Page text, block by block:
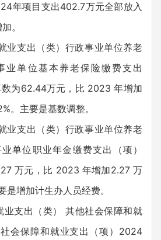
年项目支出402.7万元全部放入
。
支出（类）行政事业单位养老
业单位基本养老保险缴费支出
数为62.44万元，比 2023 年增加
。主要是基数调整。
支出（类）行政事业单位养老
单位职业年金缴费支出（项）
万元，比 2023 年增加2.27 万
是增加计生办人员经费。
支出（类） 其他社会保障和就
会保障和就业支出（项）2024